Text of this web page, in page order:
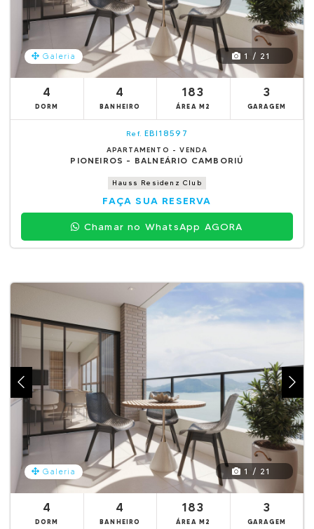
Galeria 1 / 21
4
DORM
4
BANHEIRO
183
ÁREA M2
3
GARAGEM
Ref. EBI18597
APARTAMENTO - VENDA
PIONEIROS - BALNEÁRIO CAMBORIÚ
Hauss Residenz Club
FAÇA SUA RESERVA
Chamar no WhatsApp AGORA
Galeria 1 / 21
4
DORM
4
BANHEIRO
183
ÁREA M2
3
GARAGEM